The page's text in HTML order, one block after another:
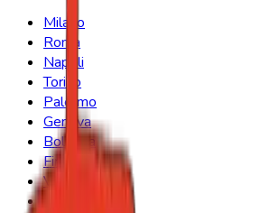
Milano
Roma
Napoli
Torino
Palermo
Genova
Bologna
Firenze
Venezia
Verona